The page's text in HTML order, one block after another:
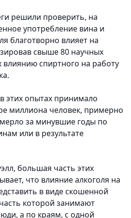
решили проверить, на
употребление вина и
благотворно влияет на
свыше 80 научных
спиртного на работу
этих опытах принимало
миллиона человек, примерно
за минувшие годы по
или в результате
большая часть этих
что влияние алкоголя на
в виде скошенной
которой занимают
а по краям, с одной